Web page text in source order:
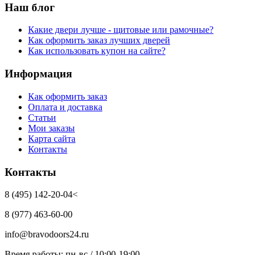
Наш блог
Какие двери лучше - щитовые или рамочные?
Как оформить заказ лучших дверей
Как использовать купон на сайте?
Информация
Как оформить заказ
Оплата и доставка
Статьи
Мои заказы
Карта сайта
Контакты
Контакты
8 (495) 142-20-04<
8 (977) 463-60-00
info@bravodoors24.ru